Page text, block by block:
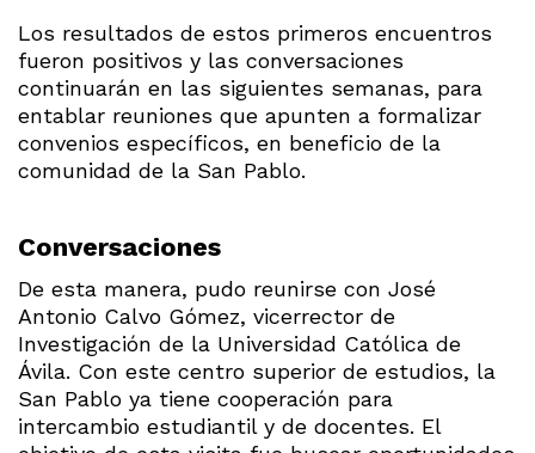
Los resultados de estos primeros encuentros
fueron positivos y las conversaciones
continuarán en las siguientes semanas, para
entablar reuniones que apunten a formalizar
convenios específicos, en beneficio de la
comunidad de la San Pablo.
Conversaciones
De esta manera, pudo reunirse con José
Antonio Calvo Gómez, vicerrector de
Investigación de la Universidad Católica de
Ávila. Con este centro superior de estudios, la
San Pablo ya tiene cooperación para
intercambio estudiantil y de docentes. El